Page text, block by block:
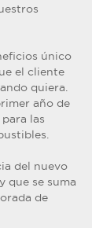
único
el cliente
quiera.
año de
las
del nuevo
que se suma
de